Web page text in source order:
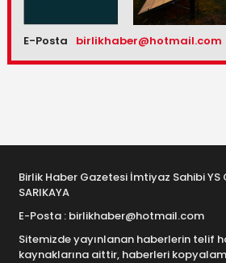
E-Posta birlikhaber@hotmail.com
Birlik Haber Gazetesi İmtiyaz Sahibi YS
SARIKAYA
E-Posta : birlikhaber@hotmail.com
Sitemizde yayınlanan haberlerin telif
kaynaklarına aittir, haberleri